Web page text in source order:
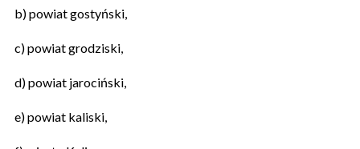
b) powiat gostyński,
c) powiat grodziski,
d) powiat jarociński,
e) powiat kaliski,